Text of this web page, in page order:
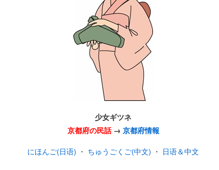
少女ギツネ
京都府の民話→ 京都府情報
にほんご(日语) ・ ちゅうごくご(中文) ・ 日语＆中文